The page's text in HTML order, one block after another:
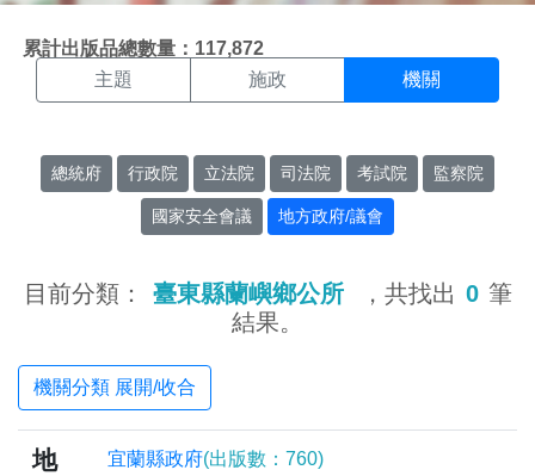
累計出版品總數量：117,872
機關搜尋結果頁面
主題 施政 機關
總統府 行政院 立法院 司法院 考試院 監察院
國家安全會議 地方政府/議會
目前分類： 臺東縣蘭嶼鄉公所 ，共找出 0 筆
結果。
機關分類 展開/收合
地
宜蘭縣政府(出版數：760)